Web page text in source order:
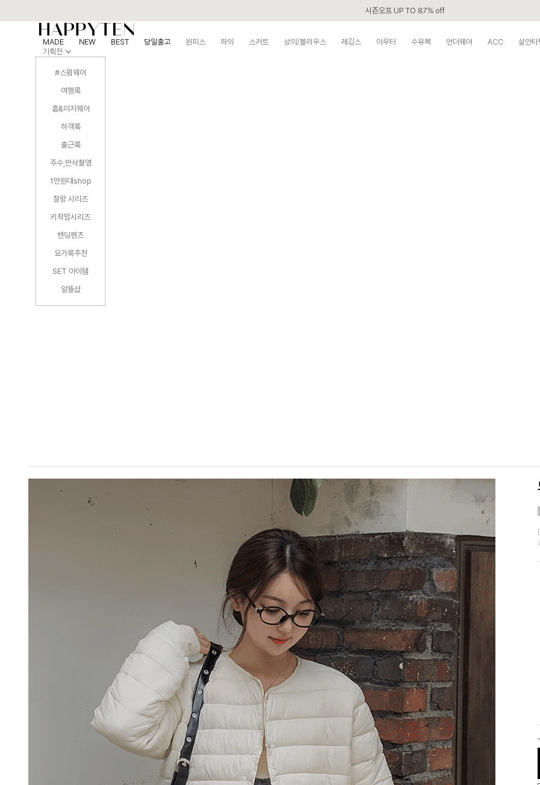
시즌오프 UP TO 87% off
MADE NEW BEST 당일출고 원피스 하의 스커트 상의/블라우스 레깅스 아우터 수유복 언더웨어 ACC
살안
기획전
#스윔웨어
여행룩
홈&이지웨어
하객룩
출근룩
주수,만삭촬영
1만원대shop
찰랑 시리즈
키작맘시리즈
밴딩팬츠
요가룩추천
SET 아이템
알뜰샵